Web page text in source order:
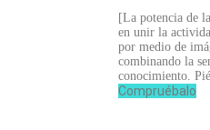
[La potencia de
en unir la
por medio de
combinando la
conocimiento.
Compruébalo